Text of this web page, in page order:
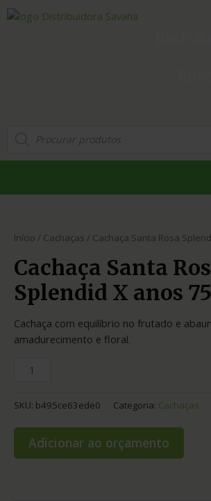
Início / Cachaças / Cachaça Santa Rosa
Cachaça Santa
Splendid X anos
Cachaça com equilíbrio no frutado e
amadurecimento e floral.
SKU: b495ce63ede0 Categoria: Cachaças
Adicionar ao orçamento